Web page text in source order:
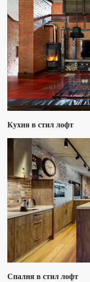
Кухня в стил лофт
Спалня в стил лофт